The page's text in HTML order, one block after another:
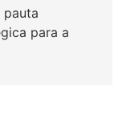
pauta
para a